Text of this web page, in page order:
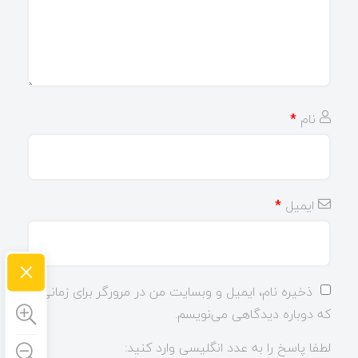
نام *
ایمیل *
ذخیره نام، ایمیل و وبسایت من در مرورگر برای زمانی
که دوباره دیدگاهی می‌نویسم.
لطفا پاسخ را به عدد انگلیسی وارد کنید:
×